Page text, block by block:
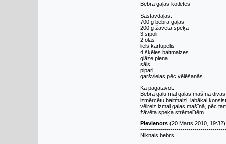
Bebra gaļas kotletes
Sastāvdaļas:
700 g bebra gaļas
200 g žāvēta speķa
3 sīpoli
2 olas
liels kartupelis
4 šķēles baltmaizes
glāze piena
sāls
pipari
garšvielas pēc vēlēšanās
Kā pagatavot:
Bebra gaļu maļ gaļas mašīnā
izmērcētu baltmaizi, labākai
vēlreiz izmaļ gaļas mašīnā, pēc
žāvēta speķa strēmelītēm.
Pievienots (20.Marts.2010, 19:32)
Niknais bebrs